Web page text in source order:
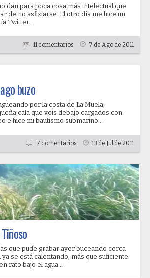
dan para poca cosa más intelectual que
de no asfixiarse. El otro día me hice un
Twitter...
11 comentarios 7 de Ago de 2011
buzo
por la costa de La Muela,
cala que veis debajo cargados con
e hice mi bautismo submarino...
7 comentarios 13 de Jul de 2011
que pude grabar ayer buceando cerca
ya se está calentando, más que suficiente
rato bajo el agua...